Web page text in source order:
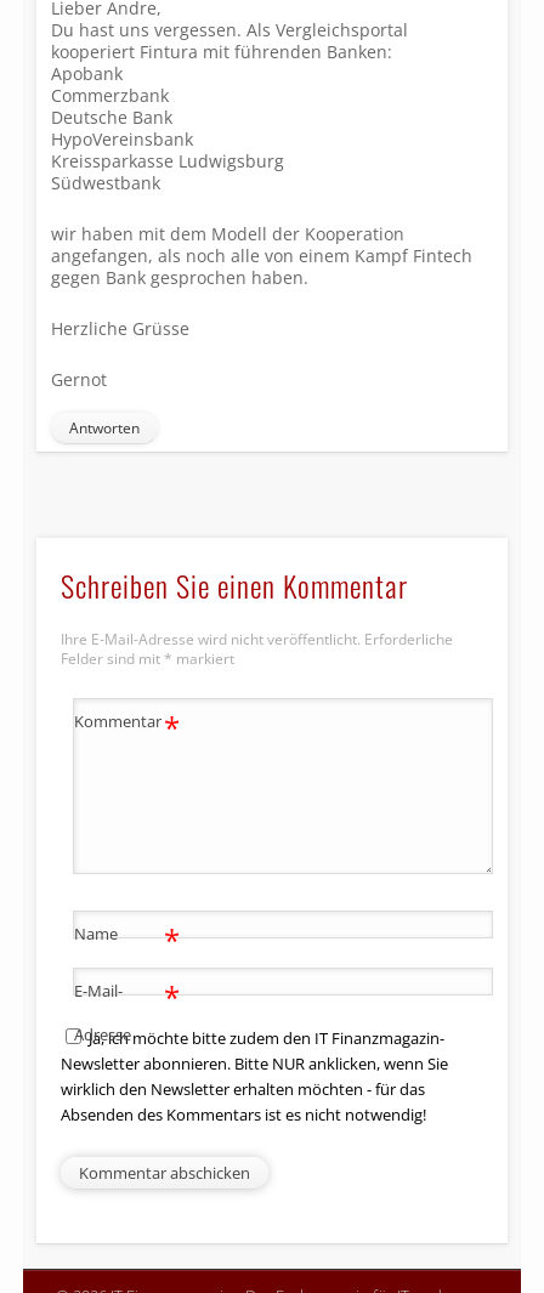
Lieber Andre,
Du hast uns vergessen. Als Vergleichsportal
kooperiert Fintura mit führenden Banken:
Apobank
Commerzbank
Deutsche Bank
HypoVereinsbank
Kreissparkasse Ludwigsburg
Südwestbank
wir haben mit dem Modell der Kooperation
angefangen, als noch alle von einem Kampf Fintech
gegen Bank gesprochen haben.
Herzliche Grüsse
Gernot
Antworten
Schreiben Sie einen Kommentar
Ihre E-Mail-Adresse wird nicht veröffentlicht. Erforderliche
Felder sind mit * markiert
Kommentar*
Name *
E-Mail-
Adresse
*
Ja, ich möchte bitte zudem den IT Finanzmagazin-
Newsletter abonnieren. Bitte NUR anklicken, wenn Sie
wirklich den Newsletter erhalten möchten - für das
Absenden des Kommentars ist es nicht notwendig!